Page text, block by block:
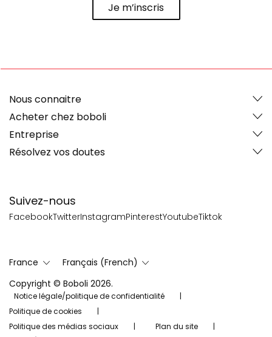
Je m’inscris
Suivez-nous
FacebookTwitterInstagramPinterestYoutubeTiktok
Nous connaitre
Acheter chez boboli
Entreprise
Résolvez vos doutes
France
Français (French)
Copyright © Boboli 2026.
Notice légale/politique de confidentialité
Politique de cookies
Politique des médias sociaux
Plan du site